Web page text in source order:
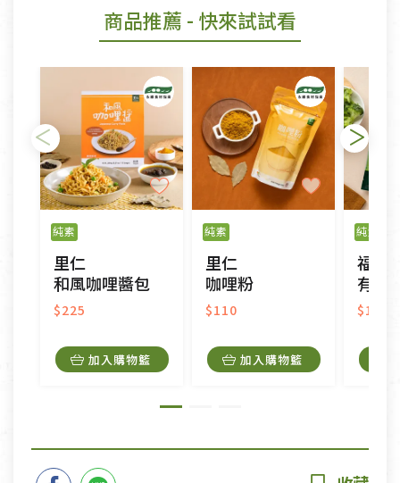
商品推薦 - 快來試試看
純素
里仁
和風咖哩醬包
$225
加入購物籃
純素
里仁
咖哩粉
$110
加入購物籃
純素
福業
有機
$115